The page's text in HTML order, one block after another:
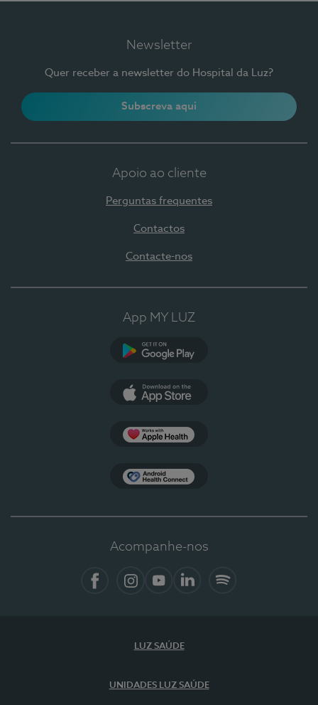
Newsletter
Quer receber a newsletter do Hospital da Luz?
Subscreva aqui
Apoio ao cliente
Perguntas frequentes
Contactos
Contacte-nos
App MY LUZ
Acompanhe-nos
LUZ SAÚDE
UNIDADES LUZ SAÚDE